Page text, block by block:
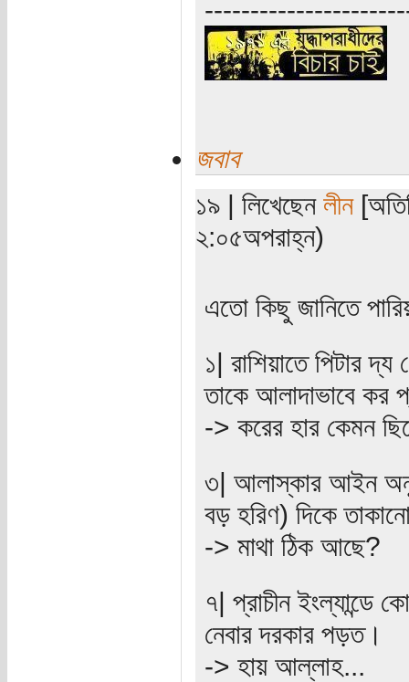
জবাব
১৯ | লিখেছেন লীন
২:০৫অপরাহ্ন)
এতো কিছু জানিতে
১| রাশিয়াতে পিটার
তাকে আলাদাভাবে কর
-> করের হার কেমন
৩| আলাস্কার আইন
বড় হরিণ) দিকে
-> মাথা ঠিক আছে?
৭| প্রাচীন ইংল্যান্ডে
নেবার দরকার পড়ত।
-> হায় আল্লাহ...